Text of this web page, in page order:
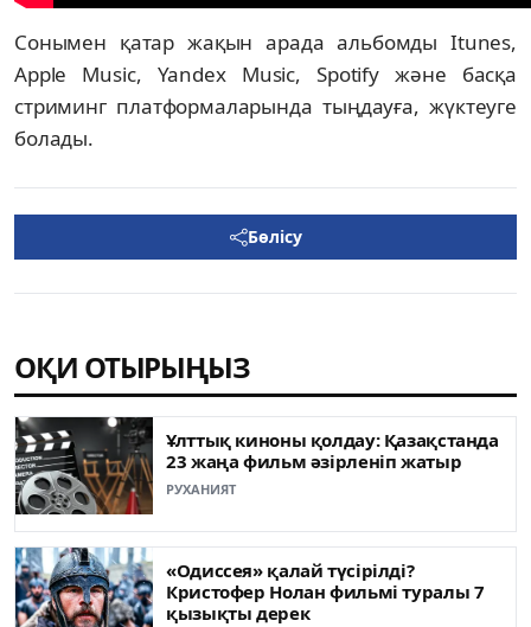
Сонымен қатар жақын арада альбомды Itunes,
Apple Music, Yandex Music, Spotify және басқа
стриминг платформаларында тыңдауға, жүктеуге
болады.
Бөлісу
ОҚИ ОТЫРЫҢЫЗ
Ұлттық киноны қолдау: Қазақстанда
23 жаңа фильм әзірленіп жатыр
РУХАНИЯТ
«Одиссея» қалай түсірілді?
Кристофер Нолан фильмі туралы 7
қызықты дерек